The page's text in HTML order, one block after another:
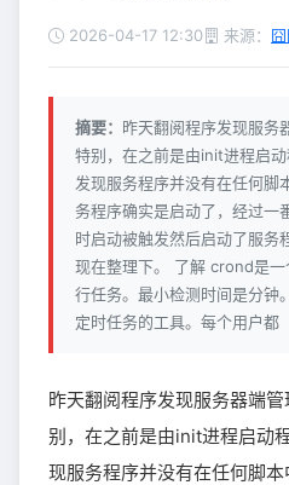
2026-04-17 12:30 来源：
摘要： 昨天翻阅程序发现服务
特别，在之前是由init进程启
发现服务程序并没有在任何脚
务程序确实是启动了，经过一
时启动被触发然后启动了服务
现在整理下。 了解 crond是一
行任务。最小检测时间是分
定时任务的工具。每个用户都
昨天翻阅程序发现服务器端
别，在之前是由init进程启动
现服务程序并没有在任何脚